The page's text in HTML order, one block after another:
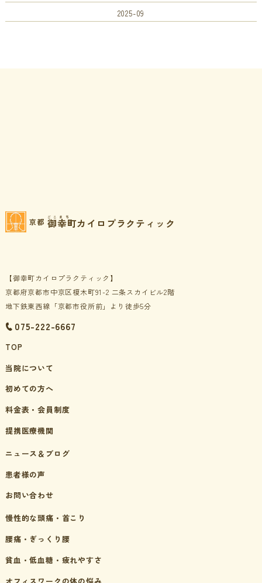
2025-09
京都 ごこまち
御幸町カイロプラクティック
【御幸町カイロプラクティック】
京都府京都市中京区榎木町91-2 二条スカイビル2階
地下鉄東西線「京都市役所前」より徒歩5分
075-222-6667
TOP
当院について
初めての方へ
料金表・会員制度
提携医療機関
ニュース＆ブログ
患者様の声
お問い合わせ
慢性的な頭痛・首こり
腰痛・ぎっくり腰
貧血・低血糖・疲れやすさ
オフィスワークの体の悩み